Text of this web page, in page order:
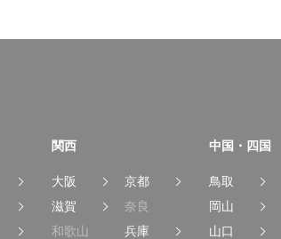
関西
大阪
京都
滋賀
奈良
和歌山
兵庫
中国・四国
鳥取
岡山
山口